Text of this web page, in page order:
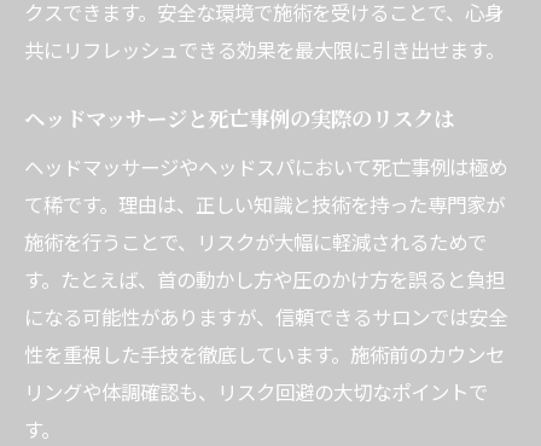
クスできます。安全な環境で施術を受けることで、心身
共にリフレッシュできる効果を最大限に引き出せます。
ヘッドマッサージと死亡事例の実際のリスクは
ヘッドマッサージやヘッドスパにおいて死亡事例は極め
て稀です。理由は、正しい知識と技術を持った専門家が
施術を行うことで、リスクが大幅に軽減されるためで
す。たとえば、首の動かし方や圧のかけ方を誤ると負担
になる可能性がありますが、信頼できるサロンでは安全
性を重視した手技を徹底しています。施術前のカウンセ
リングや体調確認も、リスク回避の大切なポイントで
す。